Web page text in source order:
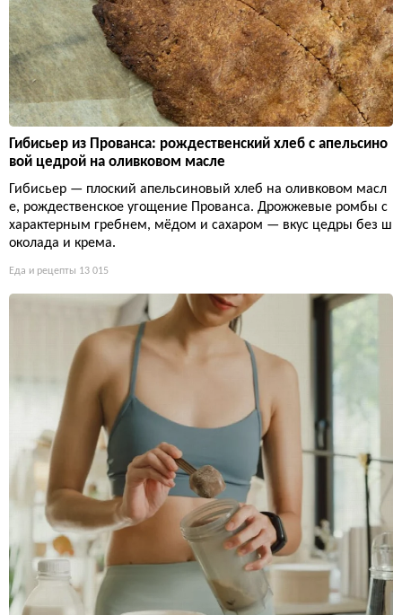
Гибисьер из Прованса: рождественский хлеб с апельсино
вой цедрой на оливковом масле
Гибисьер — плоский апельсиновый хлеб на оливковом масл
е, рождественское угощение Прованса. Дрожжевые ромбы с
характерным гребнем, мёдом и сахаром — вкус цедры без ш
околада и крема.
Еда и рецепты 13 015